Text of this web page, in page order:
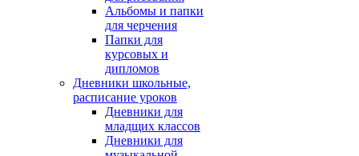
Альбомы и папки
для черчения
Папки для
курсовых и
дипломов
Дневники школьные,
расписание уроков
Дневники для
младщих классов
Дневники для